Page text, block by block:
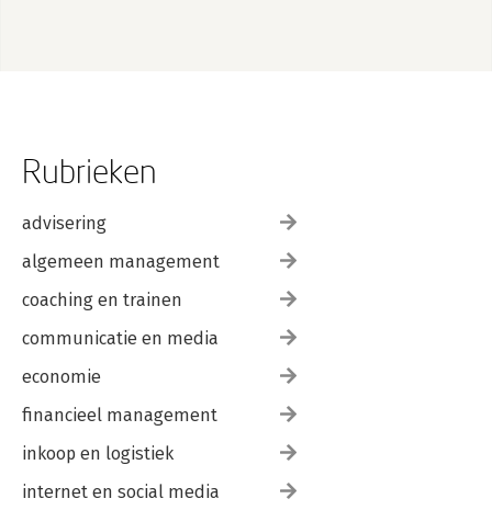
Rubrieken
advisering
algemeen management
coaching en trainen
communicatie en media
economie
financieel management
inkoop en logistiek
internet en social media